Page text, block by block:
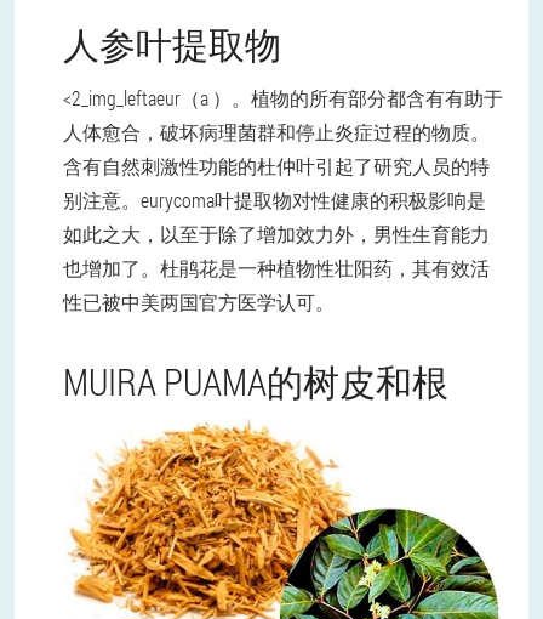
人参叶提取物
<2_img_leftaeur（a ）。植物的所有部分都含有有助于
人体愈合，破坏病理菌群和停止炎症过程的物质。
含有自然刺激性功能的杜仲叶引起了研究人员的特
别注意。eurycoma叶提取物对性健康的积极影响是
如此之大，以至于除了增加效力外，男性生育能力
也增加了。杜鹃花是一种植物性壮阳药，其有效活
性已被中美两国官方医学认可。
MUIRA PUAMA的树皮和根